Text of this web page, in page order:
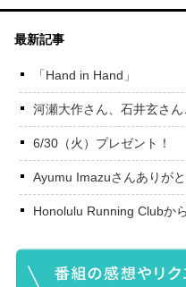
最新記事
「Hand in Hand」
河瀬大作さん、石井玄さ
6/30（火）プレゼント！
Ayumu Imazuさんありが
Honolulu Running Clubか